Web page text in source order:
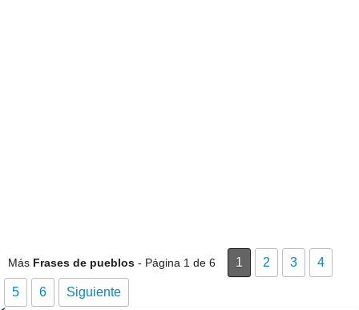
Más Frases de pueblos - Página 1 de 6 1 2 3 4
5 6 Siguiente